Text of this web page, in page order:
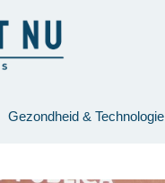
Gezondheid & Technologie